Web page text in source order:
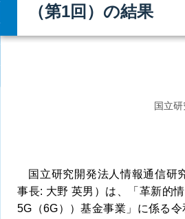
（第1回）の結果
国立
国立研究開発法人情報通信研
事長: 大野 英男）は、「革新的
5G（6G））基金事業」に係る